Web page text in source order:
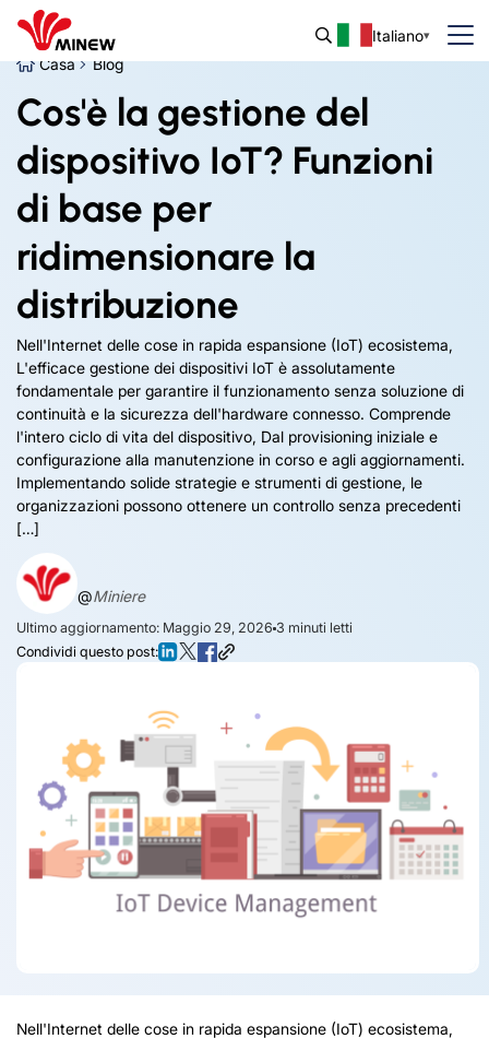
Italiano
Casa
Blog
Cos'è la gestione del
dispositivo IoT? Funzioni
di base per
ridimensionare la
distribuzione
Nell'Internet delle cose in rapida espansione (IoT) ecosistema,
L'efficace gestione dei dispositivi IoT è assolutamente
fondamentale per garantire il funzionamento senza soluzione di
continuità e la sicurezza dell'hardware connesso. Comprende
l'intero ciclo di vita del dispositivo, Dal provisioning iniziale e
configurazione alla manutenzione in corso e agli aggiornamenti.
Implementando solide strategie e strumenti di gestione, le
organizzazioni possono ottenere un controllo senza precedenti
[…]
@Miniere
Ultimo aggiornamento: Maggio 29, 2026 3 minuti letti
Condividi questo post:
Nell'Internet delle cose in rapida espansione (IoT) ecosistema,